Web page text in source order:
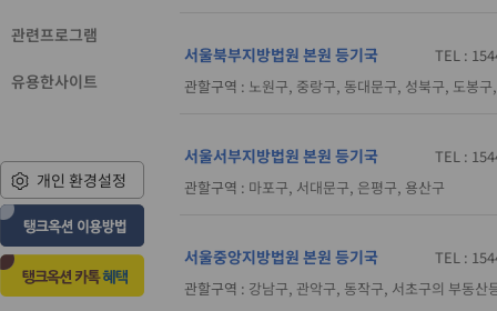
관련프로그램
유용한사이트
개인 환경설정
서울북부지방법원 본원 등기국
TEL :
관할구역 : 노원구, 중랑구, 동대문구, 성북구, 도봉
서울서부지방법원 본원 등기국
TEL :
관할구역 : 마포구, 서대문구, 은평구, 용산구
서울중앙지방법원 본원 등기국
TEL :
관할구역 : 강남구, 관악구, 동작구, 서초구의 부동산